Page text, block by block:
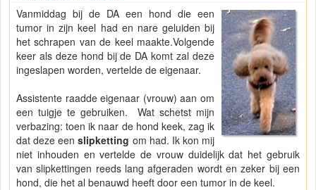
Vanmiddag bij de DA een hond die een
tumor in zijn keel had en nare geluiden bij
het schrapen van de keel maakte.Volgende
keer als deze hond bij de DA komt zal deze
ingeslapen worden, vertelde de eigenaar.
Assistente raadde eigenaar (vrouw) aan om
een tuigje te gebruiken. Wat schetst mijn
verbazing: toen ik naar de hond keek, zag ik
dat deze eenslipketting om had. Ik kon mij
niet inhouden en vertelde de vrouw duidelijk dat het gebruik
van slipkettingen reeds lang afgeraden wordt en zeker bij een
hond, die het al benauwd heeft door een tumor in de keel.